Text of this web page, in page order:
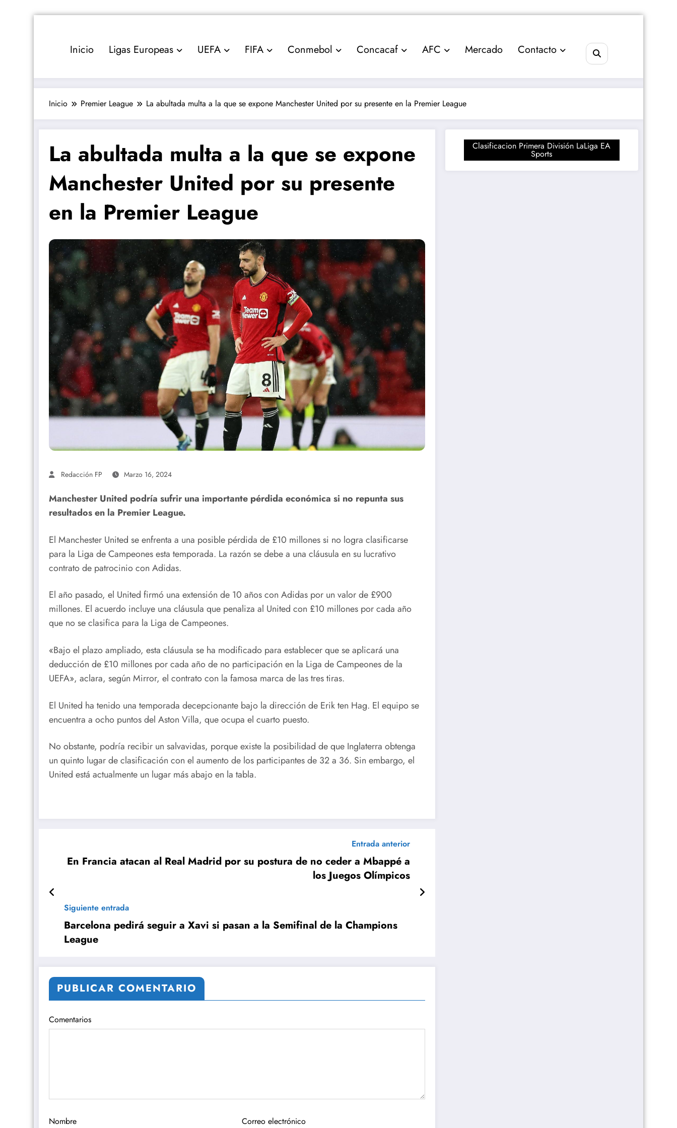
Inicio Ligas Europeas UEFA FIFA Conmebol Concacaf AFC Mercado Contacto
Inicio Premier League La abultada multa a la que se expone Manchester United por su presente en la Premier League
La abultada multa a la que se expone
Manchester United por su presente
en la Premier League
Redacción FP Marzo 16, 2024
Manchester United podría sufrir una importante pérdida económica si no repunta sus
resultados en la Premier League.
El Manchester United se enfrenta a una posible pérdida de £10 millones si no logra clasificarse
para la Liga de Campeones esta temporada. La razón se debe a una cláusula en su lucrativo
contrato de patrocinio con Adidas.
El año pasado, el United firmó una extensión de 10 años con Adidas por un valor de £900
millones. El acuerdo incluye una cláusula que penaliza al United con £10 millones por cada año
que no se clasifica para la Liga de Campeones.
«Bajo el plazo ampliado, esta cláusula se ha modificado para establecer que se aplicará una
deducción de £10 millones por cada año de no participación en la Liga de Campeones de la
UEFA», aclara, según Mirror, el contrato con la famosa marca de las tres tiras.
El United ha tenido una temporada decepcionante bajo la dirección de Erik ten Hag. El equipo se
encuentra a ocho puntos del Aston Villa, que ocupa el cuarto puesto.
No obstante, podría recibir un salvavidas, porque existe la posibilidad de que Inglaterra obtenga
un quinto lugar de clasificación con el aumento de los participantes de 32 a 36. Sin embargo, el
United está actualmente un lugar más abajo en la tabla.
Entrada anterior
En Francia atacan al Real Madrid por su postura de no ceder a Mbappé a
los Juegos Olímpicos
Siguiente entrada
Barcelona pedirá seguir a Xavi si pasan a la Semifinal de la Champions
League
PUBLICAR COMENTARIO
Comentarios
Nombre Correo electrónico
Clasificacion Primera División LaLiga EA
Sports